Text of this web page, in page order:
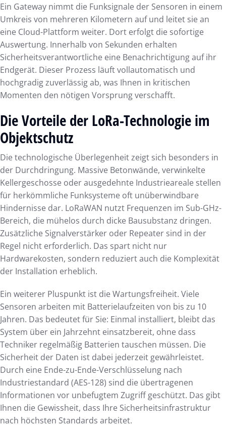
Ein Gateway nimmt die Funksignale der Sensoren in einem
Umkreis von mehreren Kilometern auf und leitet sie an
eine Cloud-Plattform weiter. Dort erfolgt die sofortige
Auswertung. Innerhalb von Sekunden erhalten
Sicherheitsverantwortliche eine Benachrichtigung auf ihr
Endgerät. Dieser Prozess läuft vollautomatisch und
hochgradig zuverlässig ab, was Ihnen in kritischen
Momenten den nötigen Vorsprung verschafft.
Die Vorteile der LoRa-Technologie im
Objektschutz
Die technologische Überlegenheit zeigt sich besonders in
der Durchdringung. Massive Betonwände, verwinkelte
Kellergeschosse oder ausgedehnte Industrieareale stellen
für herkömmliche Funksysteme oft unüberwindbare
Hindernisse dar. LoRaWAN nutzt Frequenzen im Sub-GHz-
Bereich, die mühelos durch dicke Bausubstanz dringen.
Zusätzliche Signalverstärker oder Repeater sind in der
Regel nicht erforderlich. Das spart nicht nur
Hardwarekosten, sondern reduziert auch die Komplexität
der Installation erheblich.
Ein weiterer Pluspunkt ist die Wartungsfreiheit. Viele
Sensoren arbeiten mit Batterielaufzeiten von bis zu 10
Jahren. Das bedeutet für Sie: Einmal installiert, bleibt das
System über ein Jahrzehnt einsatzbereit, ohne dass
Techniker regelmäßig Batterien tauschen müssen. Die
Sicherheit der Daten ist dabei jederzeit gewährleistet.
Durch eine Ende-zu-Ende-Verschlüsselung nach
Industriestandard (AES-128) sind die übertragenen
Informationen vor unbefugtem Zugriff geschützt. Das gibt
Ihnen die Gewissheit, dass Ihre Sicherheitsinfrastruktur
nach höchsten Standards arbeitet.